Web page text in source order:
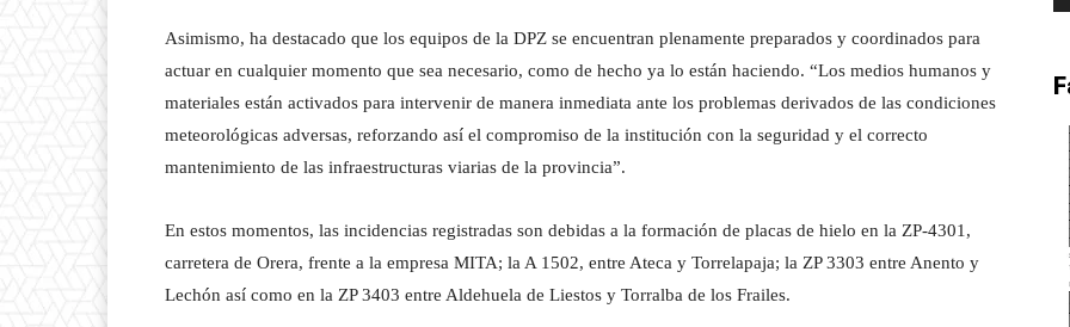
Asimismo, ha destacado que los equipos de la DPZ se encuentran plenamente preparados y coordinados para
actuar en cualquier momento que sea necesario, como de hecho ya lo están haciendo. “Los medios humanos y
materiales están activados para intervenir de manera inmediata ante los problemas derivados de las condiciones
meteorológicas adversas, reforzando así el compromiso de la institución con la seguridad y el correcto
mantenimiento de las infraestructuras viarias de la provincia”.
En estos momentos, las incidencias registradas son debidas a la formación de placas de hielo en la ZP-4301,
carretera de Orera, frente a la empresa MITA; la A 1502, entre Ateca y Torrelapaja; la ZP 3303 entre Anento y
Lechón así como en la ZP 3403 entre Aldehuela de Liestos y Torralba de los Frailes.